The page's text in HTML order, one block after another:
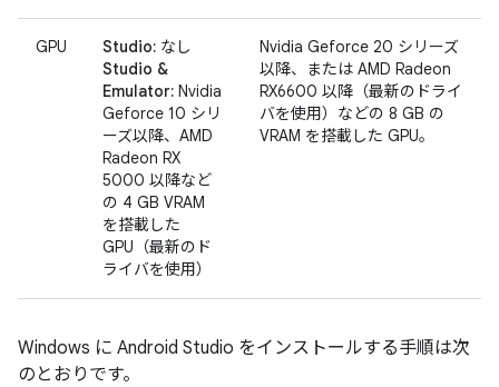
GPU Studio: なし
Studio &
Emulator: Nvidia
Geforce 10 シリ
ーズ以降、AMD
Radeon RX
5000 以降など
の 4 GB VRAM
を搭載した
GPU（最新のド
ライバを使用）
Nvidia Geforce 20 シリーズ
以降、または AMD Radeon
RX6600 以降（最新のドライ
バを使用）などの 8 GB の
VRAM を搭載した GPU。
Windows に Android Studio をインストールする手順は次
のとおりです。